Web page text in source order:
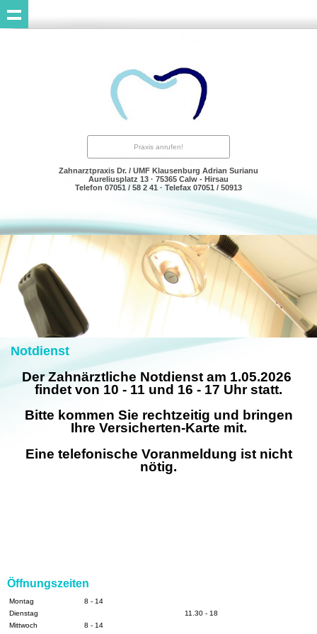
Praxis anrufen!
Zahnarztpraxis Dr. / UMF Klausenburg Adrian Surianu
Aureliusplatz 13 · 75365 Calw - Hirsau
Telefon 07051 / 58 2 41 · Telefax 07051 / 50913
Notdienst
Der Zahnärztliche Notdienst am 1.05.2026
findet von 10 - 11 und 16 - 17 Uhr statt.
Bitte kommen Sie rechtzeitig und bringen
Ihre Versicherten-Karte mit.
Eine telefonische Voranmeldung ist nicht
nötig.
Öffnungszeiten
Montag
8 - 14
Dienstag
11.30 - 18
Mittwoch
8 - 14